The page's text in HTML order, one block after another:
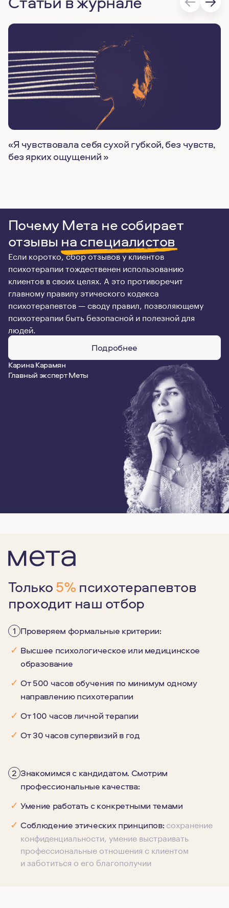
«Я чувствовала себя сухой губкой, без чувств,
без ярких ощущений »
Почему Мета не собирает
отзывы на специалистов
Если коротко, сбор отзывов у клиентов
психотерапии тождественен использованию
клиентов в своих целях. А это противоречит
главному правилу этического кодекса
психотерапевтов — своду правил, позволяющему
психотерапии быть безопасной и полезной для
людей.
Подробнее
Карина Карамян
Главный эксперт Меты
Только5% психотерапевтов
проходит наш отбор
1 Проверяем формальные критерии:
✓ Высшее психологическое или медицинское
образование
✓ От 500 часов обучения по минимум одному
направлению психотерапии
✓ От 100 часов личной терапии
✓ От 30 часов супервизий в год
2 Знакомимся с кандидатом. Смотрим
профессиональные качества:
✓ Умение работать с конкретными темами
✓ Соблюдение этических принципов: сохранение
конфиденциальности, умение выстраивать
профессиональные отношения с клиентом
и заботиться о его благополучии